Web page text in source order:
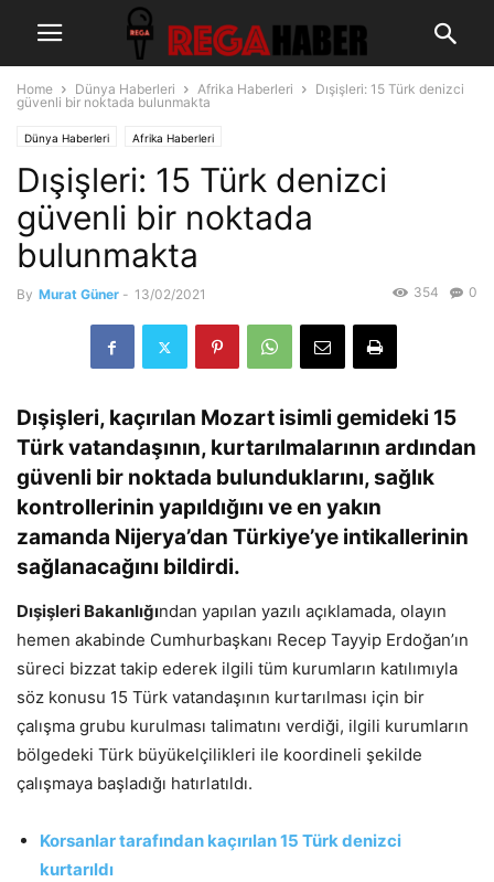
Home Dünya Haberleri Afrika Haberleri
Dışişleri: 15 Türk denizci
güvenli bir noktada bulunmakta
Dünya Haberleri Afrika Haberleri
Dışişleri: 15 Türk denizci
güvenli bir noktada
bulunmakta
By Murat Güner - 13/02/2021 0
354
Dışişleri, kaçırılan Mozart isimli gemideki 15
Türk vatandaşının, kurtarılmalarının ardından
güvenli bir noktada bulunduklarını, sağlık
kontrollerinin yapıldığını ve en yakın
zamanda Nijerya’dan Türkiye’ye intikallerinin
sağlanacağını bildirdi.
Dışişleri Bakanlığından yapılan yazılı açıklamada, olayın
hemen akabinde Cumhurbaşkanı Recep Tayyip Erdoğan’ın
süreci bizzat takip ederek ilgili tüm kurumların katılımıyla
söz konusu 15 Türk vatandaşının kurtarılması için bir
çalışma grubu kurulması talimatını verdiği, ilgili kurumların
bölgedeki Türk büyükelçilikleri ile koordineli şekilde
çalışmaya başladığı hatırlatıldı.
Korsanlar tarafından kaçırılan 15 Türk denizci
kurtarıldı